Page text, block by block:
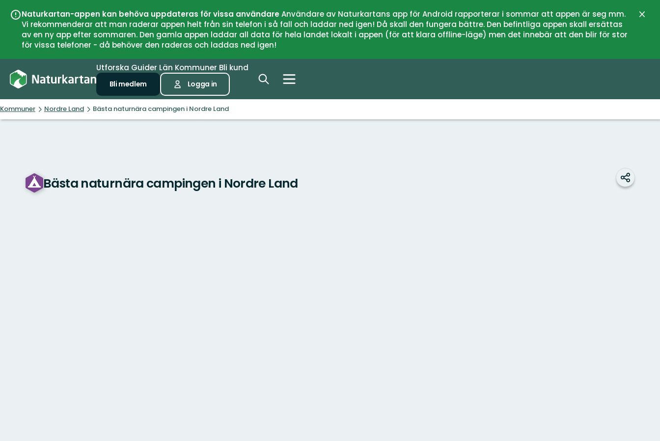
Naturkartan-appen kan behöva uppdateras för vissa användareAnvändare av Naturkartans app för Android rapporterar i sommar att appen är seg mm.
Vi rekommenderar att man raderar appen helt från sin telefon i så fall och laddar ned igen! Då skall den fungera bättre. Den befintliga appen skall ersättas
av en ny app efter sommaren. Den gamla appen laddar all data för hela landet lokalt i appen (för att klara offline-läge) men det innebär att den blir för stor
för vissa telefoner - då behöver den raderas och laddas ned igen!
Utforska Guider Län Kommuner Bli kund
Bli medlem Logga in
Kommuner Nordre Land Bästa naturnära campingen i Nordre Land
Bästa naturnära campingen i Nordre Land Dela